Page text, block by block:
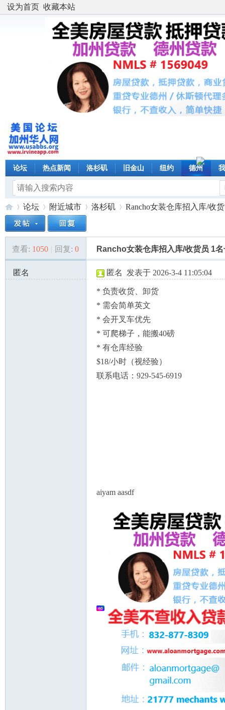
设为首页 收藏本站
论坛 热点新闻 洛杉矶 旧金山 纽约 德州
美»
论坛
›
附近城市 洛杉矶
›
Rancho女装仓库招入库/收
查看: 1050 | 回复: 0 Rancho女装仓库招入库/收货员 1
匿名
匿名 发表于 2026-3-4 11:05:04
* 负责收货、卸货
* 需会简单英文
* 会开叉车优先
* 可爬梯子，能搬40磅
* 有仓库经验
$18/小时（视经验）
联系电话：929-545-6919
aiyam aasdf